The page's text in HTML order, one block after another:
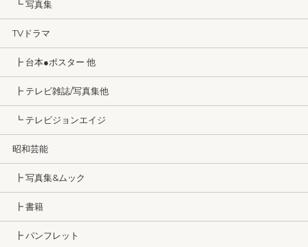
┗ 写真集
TVドラマ
┣ 台本●ポスター 他
┣ テレビ雑誌/写真集他
┗ テレビジョンエイジ
昭和芸能
┣ 写真集&ムック
┣ 書籍
┣ パンフレット